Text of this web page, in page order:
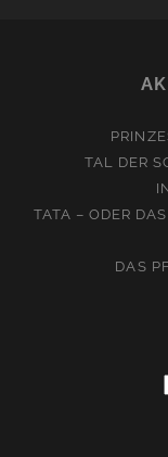
TAL DER
TATA – ODER
DAS